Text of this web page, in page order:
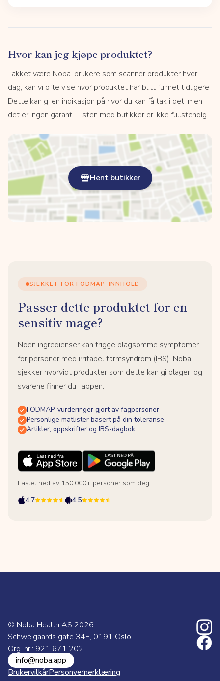
Hvor kan jeg kjøpe produktet?
Takket være Noba-brukere som scanner produkter hver
dag, kan vi ofte vise hvor produktet har blitt funnet tidligere.
Dette kan gi en indikasjon på hvor du kan få tak i det, men
det er ingen garanti. Listen med butikker er ikke fullstendig.
Hent butikker
SJEKKET FOR FODMAP-INNHOLD
Passer dette produktet for en
sensitiv mage?
Noen ingredienser kan trigge plagsomme symptomer
for personer med irritabel tarmsyndrom (IBS). Noba
sjekker hvorvidt produkter som dette kan gi plager, og
svarene finner du i appen.
FODMAP-vurderinger gjort av fagpersoner
Personlige matlister basert på din toleranse
Artikler, oppskrifter og IBS-dagbok
Lastet ned av 150,000+ personer som deg
4.7
4.5
© Noba Health AS 2026
Schweigaards gate 34E, 0191 Oslo
Org. nr.: 921 671 202
info@noba.app
BrukervilkårPersonvernerklæring